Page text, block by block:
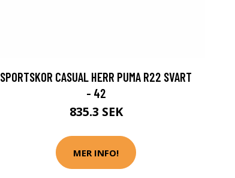
SPORTSKOR CASUAL HERR PUMA R22 SVART
- 42
835.3 SEK
MER INFO!